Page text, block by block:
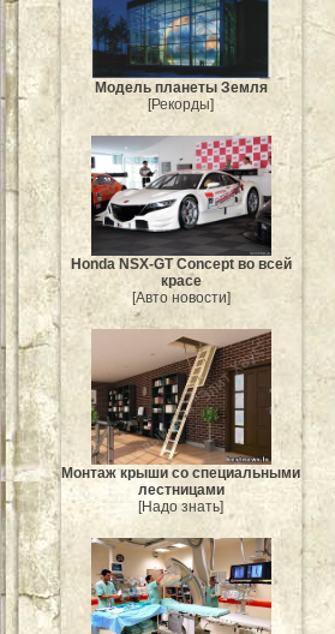
Модель планеты Земля
[Рекорды]
Honda NSX-GT Concept во всей
красе
[Авто новости]
Монтаж крыши со специальными
лестницами
[Надо знать]